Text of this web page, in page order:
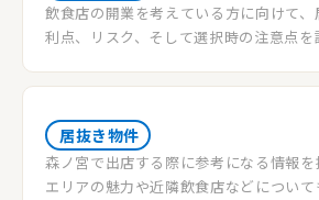
飲食店の開業を考えている方に向けて、
利点、リスク、そして選択時の注意点
をします。
居抜き物件
森ノ宮で出店する際に参考になる情報を
エリアの魅力や近隣飲食店などについ